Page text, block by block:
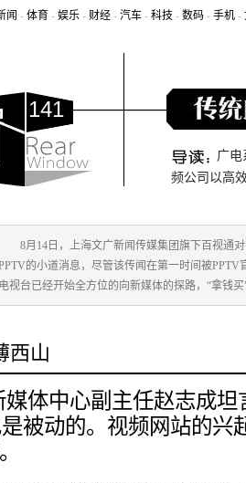
闻 - 体育 - 娱乐 - 财经 - 汽车 - 科技 - 数码 - 手机 -
广电
频公司以高
141
8月14日，上海文广新闻传媒集团旗下百视通
的小道消息，尽管该传闻在第一时间被
电视台已经开始全方位的向新媒体的探路，“拿钱
西山
媒体中心副主任赵志成
被动的。视频网站的兴